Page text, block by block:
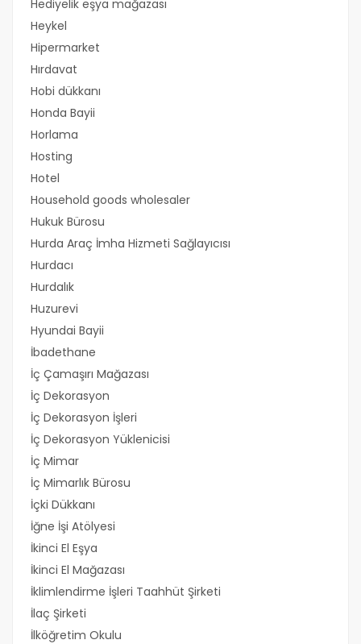
Hediyelik eşya mağazası
Heykel
Hipermarket
Hırdavat
Hobi dükkanı
Honda Bayii
Horlama
Hosting
Hotel
Household goods wholesaler
Hukuk Bürosu
Hurda Araç İmha Hizmeti Sağlayıcısı
Hurdacı
Hurdalık
Huzurevi
Hyundai Bayii
İbadethane
İç Çamaşırı Mağazası
İç Dekorasyon
İç Dekorasyon İşleri
İç Dekorasyon Yüklenicisi
İç Mimar
İç Mimarlık Bürosu
İçki Dükkanı
İğne İşi Atölyesi
İkinci El Eşya
İkinci El Mağazası
İklimlendirme İşleri Taahhüt Şirketi
İlaç Şirketi
İlköğretim Okulu